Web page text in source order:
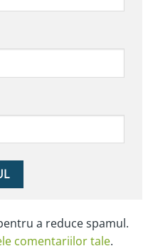
a reduce spamul.
comentariilor tale.